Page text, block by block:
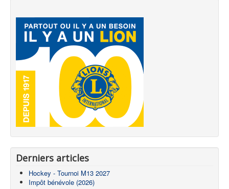
Derniers articles
Hockey - Tournoi M13 2027
Impôt bénévole (2026)